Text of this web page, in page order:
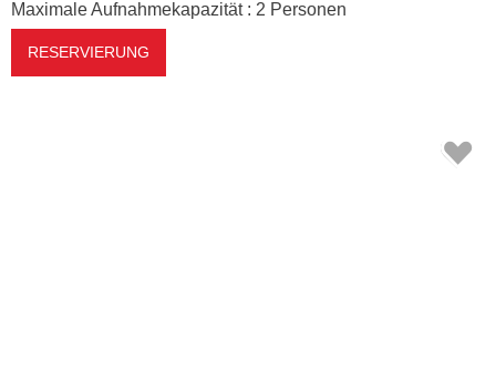
Maximale Aufnahmekapazität : 2 Personen
RESERVIERUNG